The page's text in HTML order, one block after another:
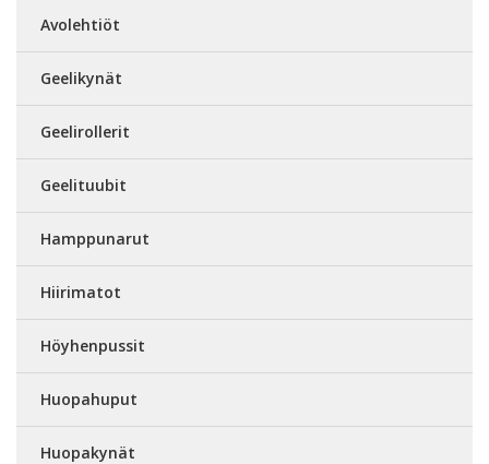
Avolehtiöt
Geelikynät
Geelirollerit
Geelituubit
Hamppunarut
Hiirimatot
Höyhenpussit
Huopahuput
Huopakynät